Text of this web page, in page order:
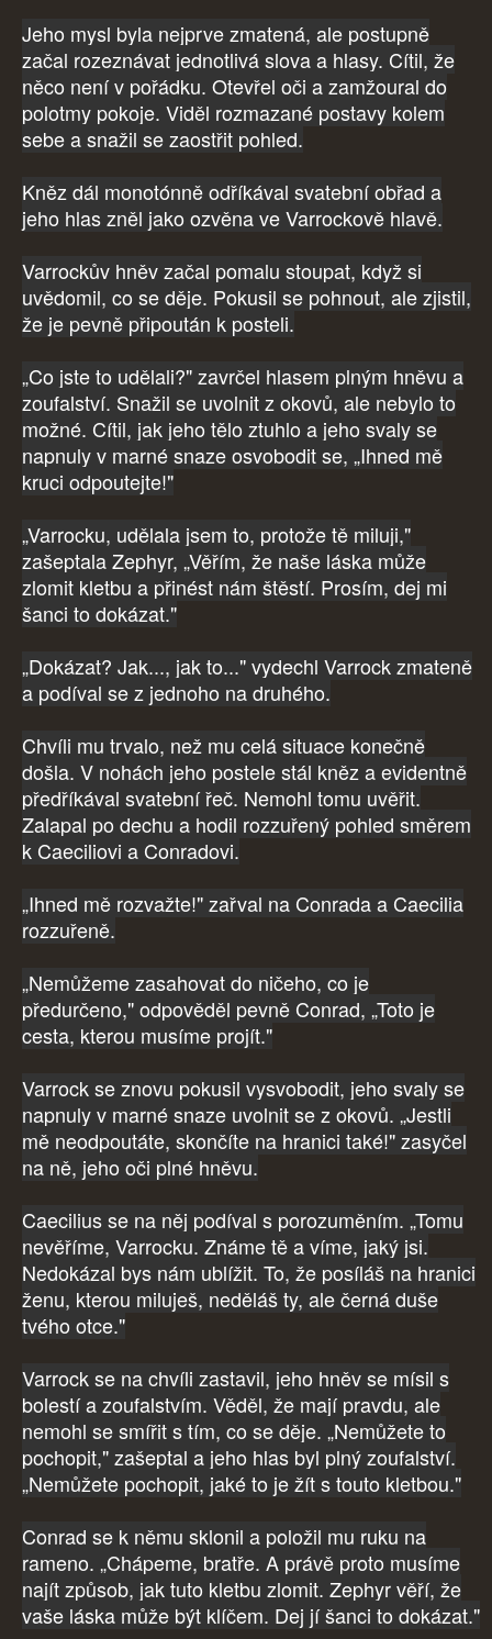
Jeho mysl byla nejprve zmatená, ale postupně
začal rozeznávat jednotlivá slova a hlasy. Cítil, že
něco není v pořádku. Otevřel oči a zamžoural do
polotmy pokoje. Viděl rozmazané postavy kolem
sebe a snažil se zaostřit pohled.
Kněz dál monotónně odříkával svatební obřad a
jeho hlas zněl jako ozvěna ve Varrockově hlavě.
Varrockův hněv začal pomalu stoupat, když si
uvědomil, co se děje. Pokusil se pohnout, ale zjistil,
že je pevně připoután k posteli.
„Co jste to udělali?" zavrčel hlasem plným hněvu a
zoufalství. Snažil se uvolnit z okovů, ale nebylo to
možné. Cítil, jak jeho tělo ztuhlo a jeho svaly se
napnuly v marné snaze osvobodit se, „Ihned mě
kruci odpoutejte!"
„Varrocku, udělala jsem to, protože tě miluji,"
zašeptala Zephyr, „Věřím, že naše láska může
zlomit kletbu a přinést nám štěstí. Prosím, dej mi
šanci to dokázat."
„Dokázat? Jak..., jak to..." vydechl Varrock zmateně
a podíval se z jednoho na druhého.
Chvíli mu trvalo, než mu celá situace konečně
došla. V nohách jeho postele stál kněz a evidentně
předříkával svatební řeč. Nemohl tomu uvěřit.
Zalapal po dechu a hodil rozzuřený pohled směrem
k Caeciliovi a Conradovi.
„Ihned mě rozvažte!" zařval na Conrada a Caecilia
rozzuřeně.
„Nemůžeme zasahovat do ničeho, co je
předurčeno," odpověděl pevně Conrad, „Toto je
cesta, kterou musíme projít."
Varrock se znovu pokusil vysvobodit, jeho svaly se
napnuly v marné snaze uvolnit se z okovů. „Jestli
mě neodpoutáte, skončíte na hranici také!" zasyčel
na ně, jeho oči plné hněvu.
Caecilius se na něj podíval s porozuměním. „Tomu
nevěříme, Varrocku. Známe tě a víme, jaký jsi.
Nedokázal bys nám ublížit. To, že posíláš na hranici
ženu, kterou miluješ, neděláš ty, ale černá duše
tvého otce."
Varrock se na chvíli zastavil, jeho hněv se mísil s
bolestí a zoufalstvím. Věděl, že mají pravdu, ale
nemohl se smířit s tím, co se děje. „Nemůžete to
pochopit," zašeptal a jeho hlas byl plný zoufalství.
„Nemůžete pochopit, jaké to je žít s touto kletbou."
Conrad se k němu sklonil a položil mu ruku na
rameno. „Chápeme, bratře. A právě proto musíme
najít způsob, jak tuto kletbu zlomit. Zephyr věří, že
vaše láska může být klíčem. Dej jí šanci to dokázat."